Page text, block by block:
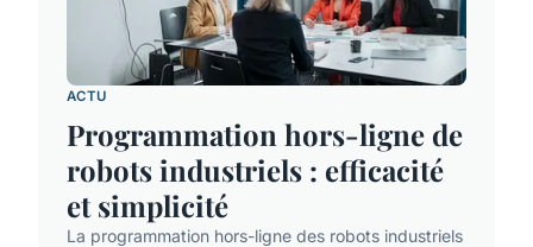
ACTU
Programmation hors-ligne de
robots industriels : efficacité
et simplicité
La programmation hors-ligne des robots industriels